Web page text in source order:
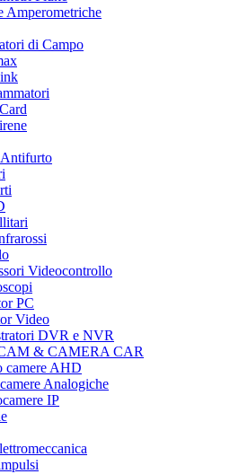
Amperometriche
di Campo
Videocontrollo
PC
Video
DVR e NVR
& CAMERA CAR
camere AHD
Analogiche
IP